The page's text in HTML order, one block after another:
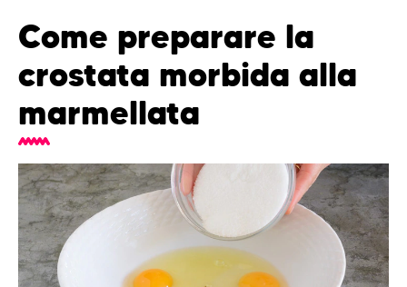
Come preparare la
crostata morbida alla
marmellata